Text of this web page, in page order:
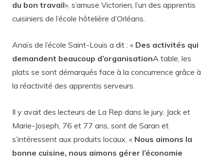
du bon travail», s’amuse Victorien, l’un des apprentis
cuisiniers de l’école hôtelière d’Orléans.
Anaïs de l’école Saint-Louis a dit : « Des activités qui
demandent beaucoup d’organisationA table, les
plats se sont démarqués face à la concurrence grâce à
la réactivité des apprentis serveurs.
Il y avait des lecteurs de La Rep dans le jury. Jack et
Marie-Joseph, 76 et 77 ans, sont de Saran et
s’intéressent aux produits locaux. « Nous aimons la
bonne cuisine, nous aimons gérer l’économie